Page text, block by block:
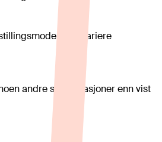
kan variere
andre spesifikasjoner enn vist